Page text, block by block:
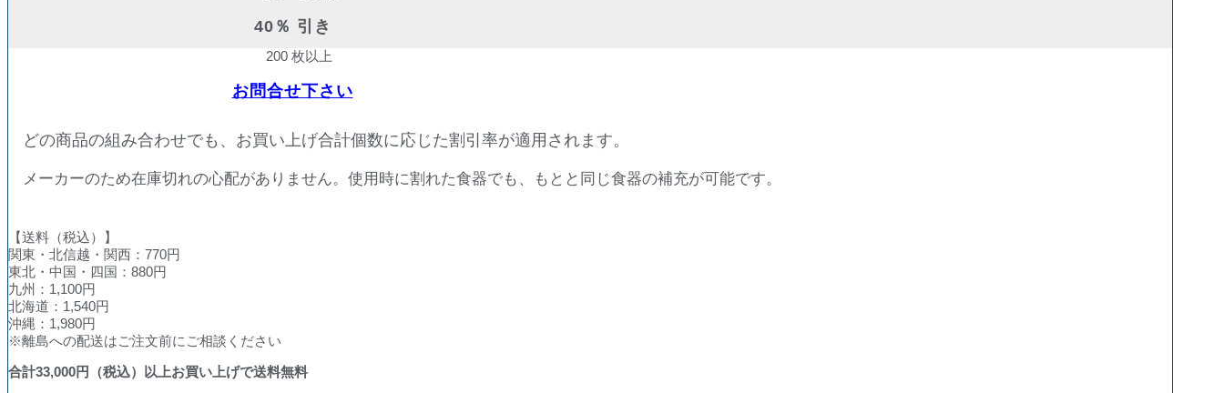
40％ 引き
200 枚以上
お問合せ下さい
どの商品の組み合わせでも、お買い上げ合計個数に応じた割引率が適用されます。
メーカーのため在庫切れの心配がありません。使用時に割れた食器でも、もとと同じ食器の補充が可能です。
【送料（税込）】
関東・北信越・関西：770円
東北・中国・四国：880円
九州：1,100円
北海道：1,540円
沖縄：1,980円
※離島への配送はご注文前にご相談ください
合計33,000円（税込）以上お買い上げで送料無料